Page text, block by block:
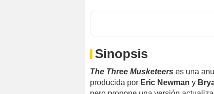
Sinopsis
The Three Musketeers es una
producida por Eric Newman y